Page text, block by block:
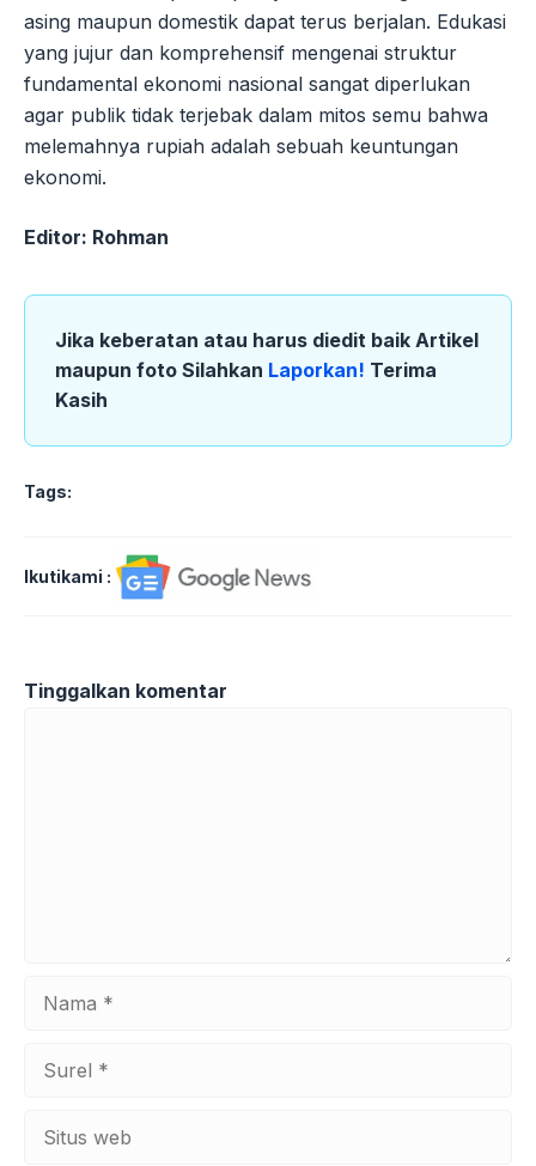
asing maupun domestik dapat terus berjalan. Edukasi
yang jujur dan komprehensif mengenai struktur
fundamental ekonomi nasional sangat diperlukan
agar publik tidak terjebak dalam mitos semu bahwa
melemahnya rupiah adalah sebuah keuntungan
ekonomi.
Editor: Rohman
Jika keberatan atau harus diedit baik Artikel
maupun foto Silahkan Laporkan! Terima
Kasih
Tags:
Ikutikami :
Tinggalkan komentar
web